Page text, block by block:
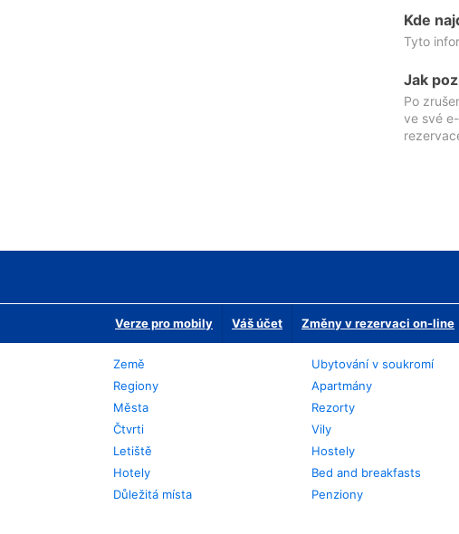
Kde
Tyto
Jak
Po
ve své
Verze pro mobily Váš účet Změny v rezervaci on-line
Země
Regiony
Města
Čtvrti
Letiště
Hotely
Důležitá místa
Ubytování v soukromí
Apartmány
Rezorty
Vily
Hostely
Bed and breakfasts
Penziony